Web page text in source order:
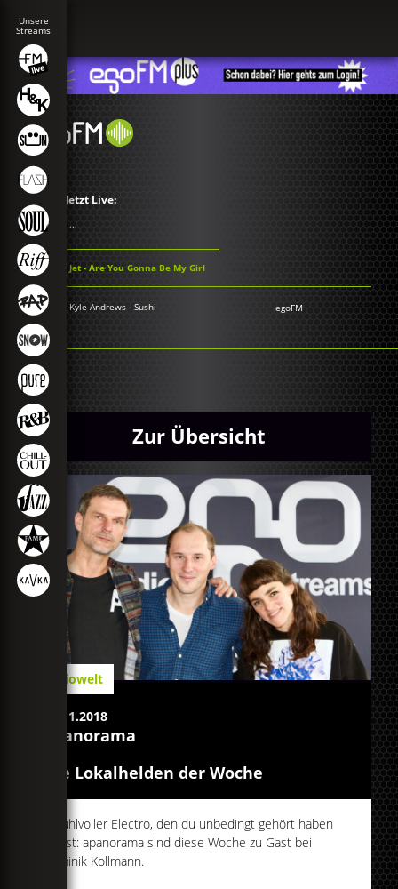
Jetzt Live:
...
Jet - Are You Gonna Be My Girl
Kyle Andrews - Sushi egoFM
Zur Übersicht
Radiowelt
02.11.2018
apanorama
Die Lokalhelden der Woche
Gefühlvoller Electro, den du unbedingt gehört haben
musst: apanorama sind diese Woche zu Gast bei
Dominik Kollmann.